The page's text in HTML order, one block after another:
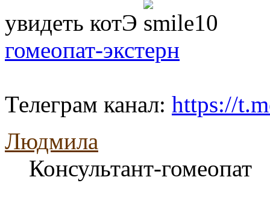
увидеть котЭ
гомеопат-экстерн
Телеграм канал: https://
Людмила
Консультант-гомеопат